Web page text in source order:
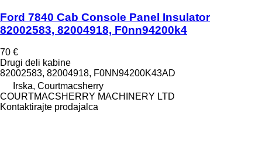
Ford 7840 Cab Console Panel Insulator
82002583, 82004918, F0nn94200k4
70 €
Drugi deli kabine
82002583, 82004918, F0NN94200K43AD
Irska, Courtmacsherry
COURTMACSHERRY MACHINERY LTD
Kontaktirajte prodajalca